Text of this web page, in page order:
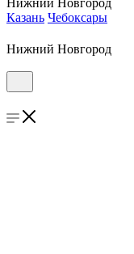
Нижний Новгород
Казань Чебоксары
Нижний Новгород